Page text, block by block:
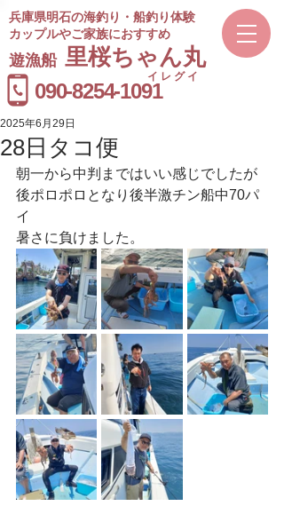
イレグイ
兵庫県明石の海釣り・船釣り体験
カップルやご家族におすすめ
090-8254-1091
遊漁船 ​里桜ちゃん丸
28日タコ便
2025年6月29日
朝一から中判まではいい感じでしたが
後ポロポロとなり後半激チン船中70パ
イ
暑さに負けました。